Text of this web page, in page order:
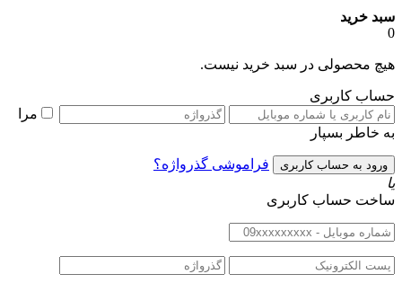
سبد خرید
0
هیچ محصولی در سبد خرید نیست.
حساب کاربری
مرا
به خاطر بسپار
فراموشی گذرواژه؟
یا
ساخت حساب کاربری